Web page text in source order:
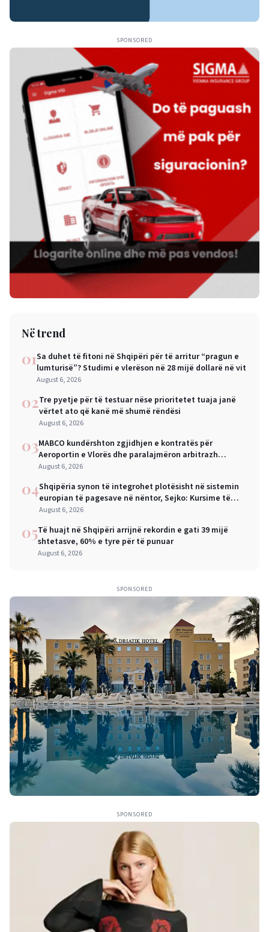
SPONSORED
Në trend
01Sa duhet të fitoni në Shqipëri për të arritur “pragun e
lumturisë”? Studimi e vlerëson në 28 mijë dollarë në vit
August 6, 2026
02Tre pyetje për të testuar nëse prioritetet tuaja janë
vërtet ato që kanë më shumë rëndësi
August 6, 2026
03MABCO kundërshton zgjidhjen e kontratës për
Aeroportin e Vlorës dhe paralajmëron arbitrazh
ndërkombëtar
August 6, 2026
04Shqipëria synon të integrohet plotësisht në sistemin
europian të pagesave në nëntor, Sejko: Kursime të
mëdha për qytetarët dhe bizneset
August 6, 2026
05Të huajt në Shqipëri arrijnë rekordin e gati 39 mijë
shtetasve, 60% e tyre për të punuar
August 6, 2026
SPONSORED
SPONSORED